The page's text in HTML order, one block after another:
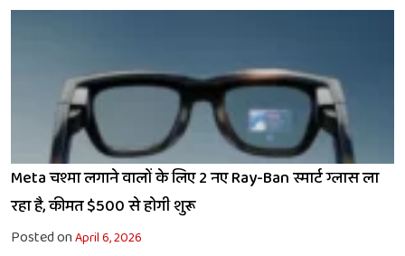
Meta चश्मा लगाने वालों के लिए 2 नए Ray-Ban स्मार्ट ग्लास ला
रहा है, कीमत $500 से होगी शुरू
Posted onApril 6, 2026